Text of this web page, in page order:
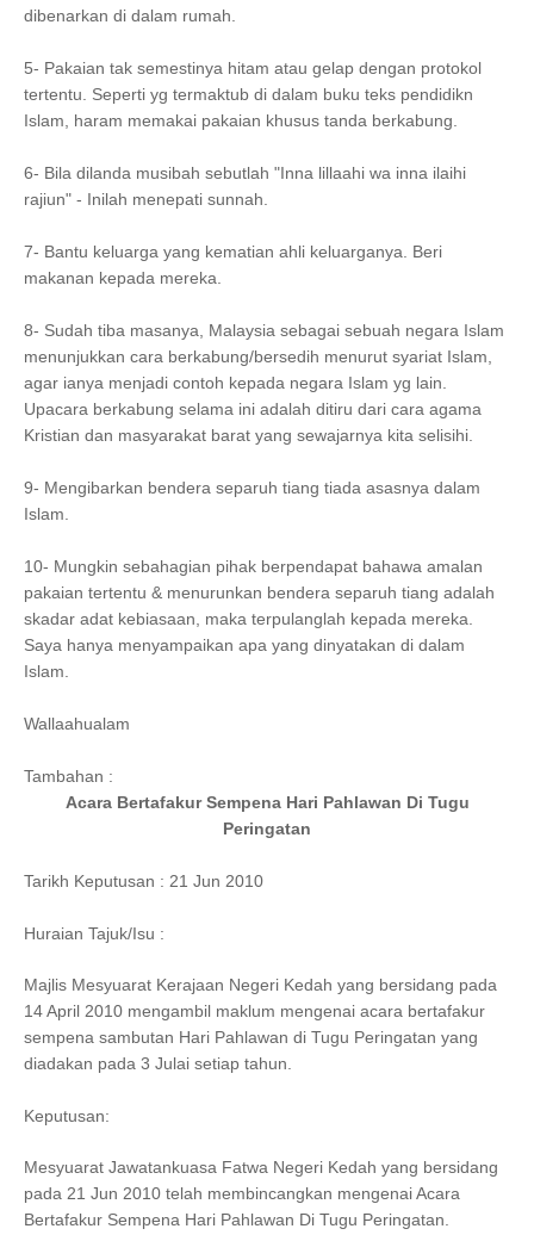
dibenarkan di dalam rumah.
5- Pakaian tak semestinya hitam atau gelap dengan protokol
tertentu. Seperti yg termaktub di dalam buku teks pendidikn
Islam, haram memakai pakaian khusus tanda berkabung.
6- Bila dilanda musibah sebutlah "Inna lillaahi wa inna ilaihi
rajiun" - Inilah menepati sunnah.
7- Bantu keluarga yang kematian ahli keluarganya. Beri
makanan kepada mereka.
8- Sudah tiba masanya, Malaysia sebagai sebuah negara Islam
menunjukkan cara berkabung/bersedih menurut syariat Islam,
agar ianya menjadi contoh kepada negara Islam yg lain.
Upacara berkabung selama ini adalah ditiru dari cara agama
Kristian dan masyarakat barat yang sewajarnya kita selisihi.
9- Mengibarkan bendera separuh tiang tiada asasnya dalam
Islam.
10- Mungkin sebahagian pihak berpendapat bahawa amalan
pakaian tertentu & menurunkan bendera separuh tiang adalah
skadar adat kebiasaan, maka terpulanglah kepada mereka.
Saya hanya menyampaikan apa yang dinyatakan di dalam
Islam.
Wallaahualam
Tambahan :
Acara Bertafakur Sempena Hari Pahlawan Di Tugu
Peringatan
Tarikh Keputusan : 21 Jun 2010
Huraian Tajuk/Isu :
Majlis Mesyuarat Kerajaan Negeri Kedah yang bersidang pada
14 April 2010 mengambil maklum mengenai acara bertafakur
sempena sambutan Hari Pahlawan di Tugu Peringatan yang
diadakan pada 3 Julai setiap tahun.
Keputusan:
Mesyuarat Jawatankuasa Fatwa Negeri Kedah yang bersidang
pada 21 Jun 2010 telah membincangkan mengenai Acara
Bertafakur Sempena Hari Pahlawan Di Tugu Peringatan.